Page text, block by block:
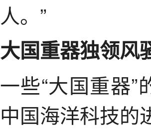
人。”
大国重器独领风
一些“大国重器
中国海洋科技的